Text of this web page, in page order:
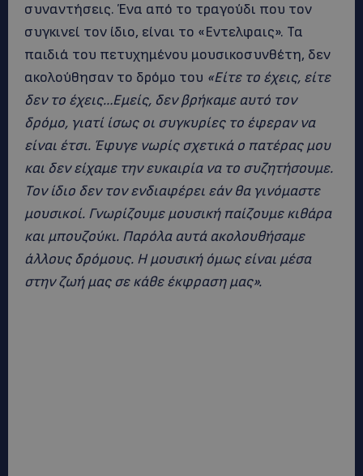
συναντήσεις. Ένα από το τραγούδι που τον
συγκινεί τον ίδιο, είναι το «Εντελφαις». Τα
παιδιά του πετυχημένου μουσικοσυνθέτη, δεν
ακολούθησαν το δρόμο του «Είτε το έχεις, είτε
δεν το έχεις…Εμείς, δεν βρήκαμε αυτό τον
δρόμο, γιατί ίσως οι συγκυρίες το έφεραν να
είναι έτσι. Έφυγε νωρίς σχετικά ο πατέρας μου
και δεν είχαμε την ευκαιρία να το συζητήσουμε.
Τον ίδιο δεν τον ενδιαφέρει εάν θα γινόμαστε
μουσικοί. Γνωρίζουμε μουσική παίζουμε κιθάρα
και μπουζούκι. Παρόλα αυτά ακολουθήσαμε
άλλους δρόμους. Η μουσική όμως είναι μέσα
στην ζωή μας σε κάθε έκφραση μας».